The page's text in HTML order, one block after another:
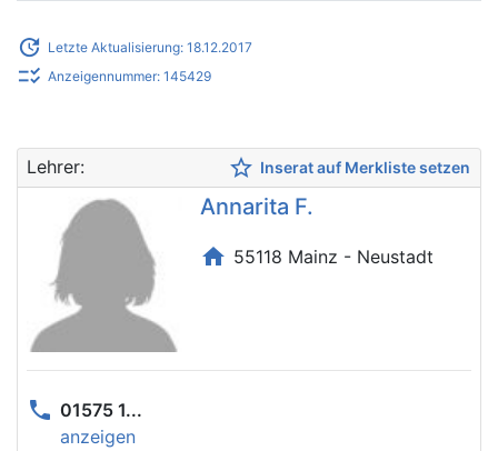
update Letzte Aktualisierung: 18.12.2017
checklist_rtl Anzeigennummer: 145429
Lehrer: star_border Inserat auf Merkliste setzen
Annarita F.
home 55118 Mainz - Neustadt
phone 01575 1...
anzeigen